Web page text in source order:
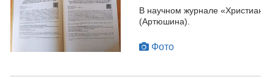
В научном журнале
(Артюшина).
Фото